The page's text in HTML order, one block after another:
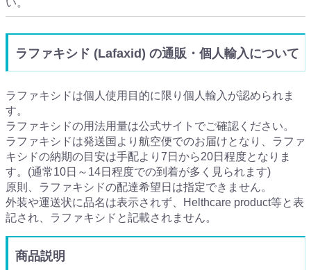
ラファキシド (Lafaxid) の通販・個人輸入について
ラファキシドは個人使用目的に限り個人輸入が認められま
す。
ラファキシドの用法用量は公式サイトでご確認ください。
ラファキシドは発送国より航空便でのお届けとなり、ラファ
キシドの納期の目安は手配より7日から20日程度となりま
す。(通常10日～14日程度での到着が多く見られます)
原則、ラファキシドの配達希望日は指定できません。
外装や運送状に品名は表示されず、Helthcare product等と表
記され、ラファキシドと記載されません。
商品説明